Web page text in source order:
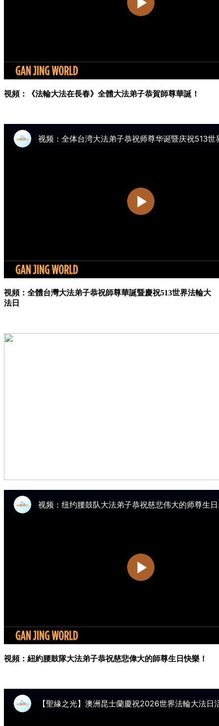
視頻：《法輪大法在長春》全體大法弟子恭賀師尊華誕！
視頻：全體台灣大法弟子恭祝師尊華誕暨慶祝513世界法輪大
法日
視頻：紐約腰鼓隊大法弟子恭祝慈悲偉大的師尊生日快樂！